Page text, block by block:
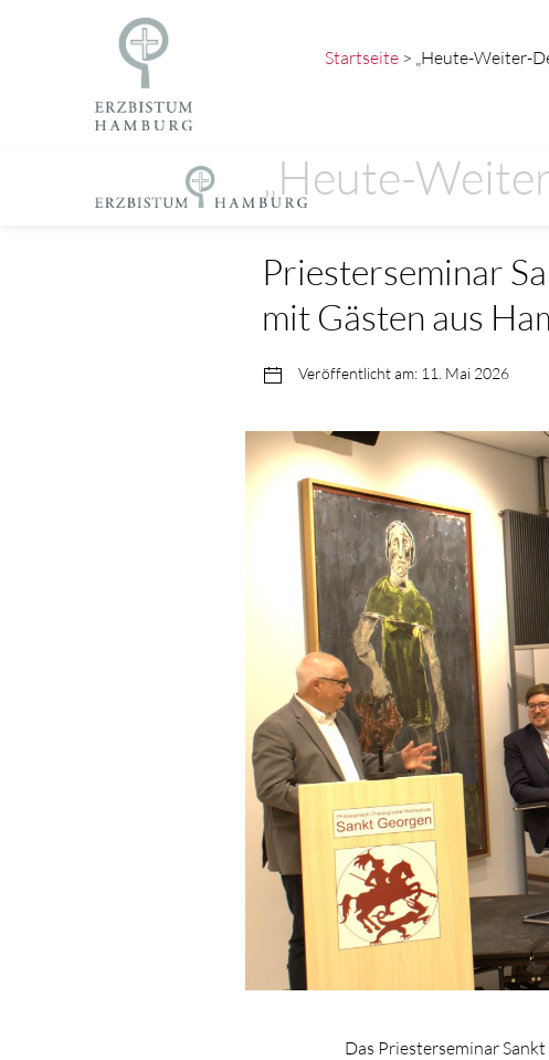
Startseite > „Heute-Weiter-
„Heute-
Priesterseminar
mit Gästen aus
Veröffentlicht am: 11. Mai 2026
Das Priesterseminar